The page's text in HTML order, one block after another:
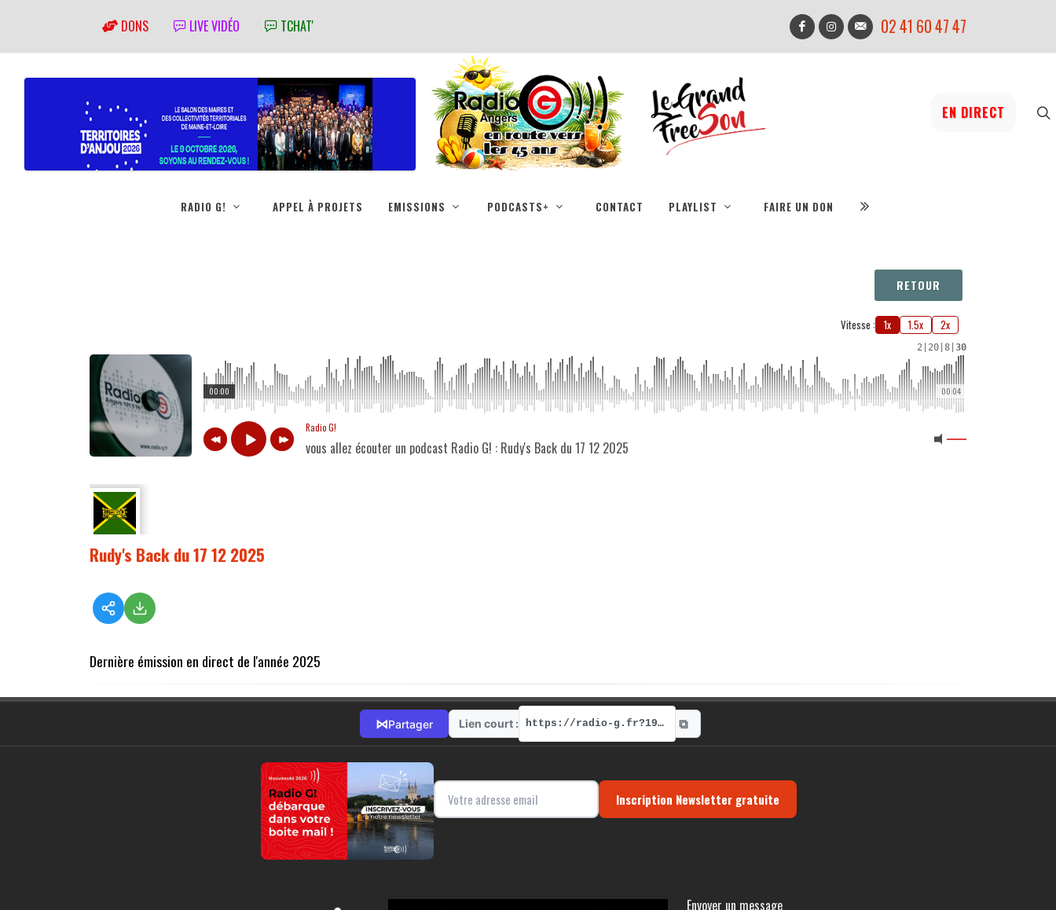
DONS LIVE VIDÉO TCHAT' 02 41 60 47 47
EN DIRECT
RADIO G! APPEL À PROJETS EMISSIONS PODCASTS+ CONTACT PLAYLIST FAIRE UN DON
RETOUR
Vitesse : 1x 1.5x 2x
2 20 8 30
00:04
00:00
Radio G!
vous allez écouter un podcast Radio G! : Rudy's Back du 17 12 2025
Rudy's Back du 17 12 2025
Dernière émission en direct de l'année 2025
⋈Partager Lien court : https://radio-g.fr?19801 ⧉
Inscription Newsletter gratuite
Envoyer un message